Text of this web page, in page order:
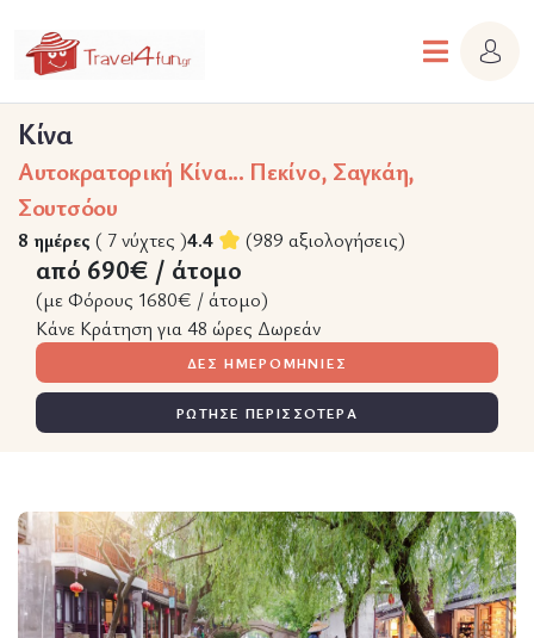
Κίνα
Αυτοκρατορική Κίνα... Πεκίνο, Σαγκάη,
Σουτσόου
8 ημέρες ( 7 νύχτες )4.4 (989 αξιολογήσεις)
από 690€ / άτομο
(με Φόρους 1680€ / άτομο)
Κάνε Κράτηση για 48 ώρες Δωρεάν
ΔΕΣ ΗΜΕΡΟΜΗΝΙΕΣ
ΡΩΤΗΣΕ ΠΕΡΙΣΣΟΤΕΡΑ